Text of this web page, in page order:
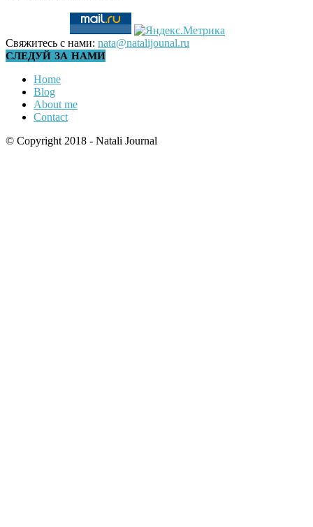
Свяжитесь с нами: nata@natalijounal.ru
СЛЕДУЙ ЗА НАМИ
Home
Blog
About me
Contact
© Copyright 2018 - Natali Journal